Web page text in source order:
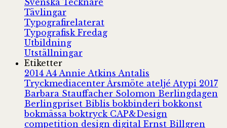
Tävlingar
Typografirelaterat
Typografisk Fredag
Utbildning
Utställningar
Etiketter
2014 A4 Annie Atkins Antalis
Tryckmediacenter Årsmöte ateljé Atypi 2017
Barbara Stauffacher Solomon Berlingdagen
Berlingpriset Biblisbokbinderibokkonst
bokmässaboktryck CAP&Design
competition design digital Ernst Billgren